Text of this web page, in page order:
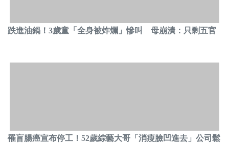
跌進油鍋！3歲童「全身被炸爛」慘叫 母崩潰：只剩五官
罹盲腸癌宣布停工！52歲綜藝大哥「消瘦臉凹進去」公司鬆